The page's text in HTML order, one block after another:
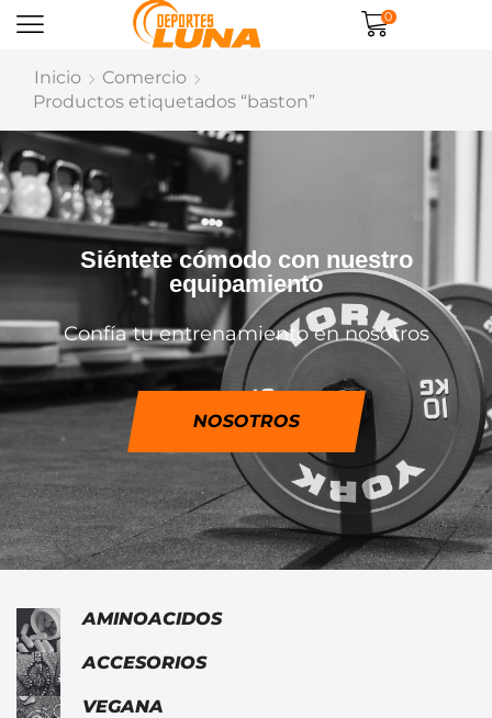
0
Inicio
Comercio
Productos etiquetados “baston”
Siéntete cómodo con nuestro
equipamiento
Confía tu entrenamiento en nosotros
NOSOTROS
AMINOACIDOS
ACCESORIOS
VEGANA